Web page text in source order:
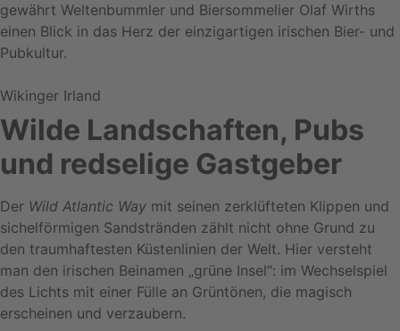
gewährt Weltenbummler und Biersommelier Olaf Wirths
einen Blick in das Herz der einzigartigen irischen Bier- und
Pubkultur.
Wikinger Irland
Wilde Landschaften, Pubs
und redselige Gastgeber
Der Wild Atlantic Way mit seinen zerklüfteten Klippen und
sichelförmigen Sandstränden zählt nicht ohne Grund zu
den traumhaftesten Küstenlinien der Welt. Hier versteht
man den irischen Beinamen „grüne Insel“: im Wechselspiel
des Lichts mit einer Fülle an Grüntönen, die magisch
erscheinen und verzaubern.